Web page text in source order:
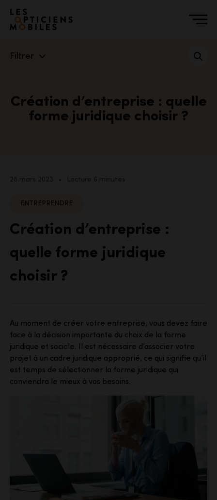
Accéder à notre page d'accueil
Filtrer
Création d’entreprise : quelle
forme juridique choisir ?
ENTREPRENDRE
Création d’entreprise :
quelle forme juridique
choisir ?
Au moment de créer votre entreprise, vous devez faire
face à la décision importante du choix de la forme
juridique et sociale. Il est nécessaire d’associer votre
projet à un cadre juridique approprié, ce qui signifie qu’il
est temps de sélectionner la forme juridique qui
conviendra le mieux à vos besoins.